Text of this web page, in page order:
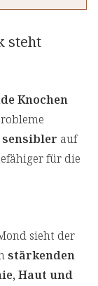
steht
Knochen
auf
für die
sieht der
stärkenden
Haut und